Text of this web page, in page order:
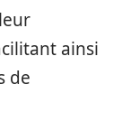
ainsi
de